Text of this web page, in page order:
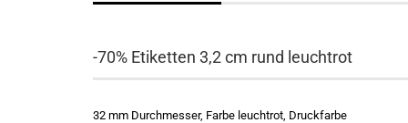
-70% Etiketten 3,2 cm rund leuchtrot
32 mm Durchmesser, Farbe leuchtrot, Druckfarbe